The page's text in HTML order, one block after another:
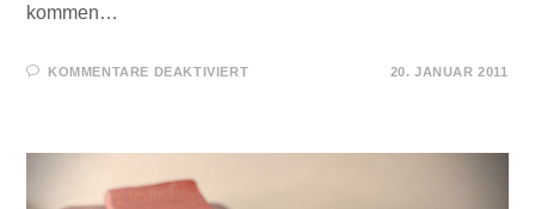
kommen…
KOMMENTARE DEAKTIVIERTFÜR
20. JANUAR 2011